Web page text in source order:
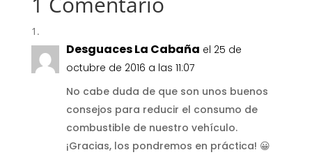
Desguaces La Cabaña el 25 de
octubre de 2016 a las 11:07
No cabe duda de que son unos buenos
consejos para reducir el consumo de
combustible de nuestro vehículo.
¡Gracias, los pondremos en práctica! 😀